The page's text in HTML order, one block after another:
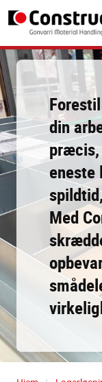
content
din
præcis,
eneste
Med